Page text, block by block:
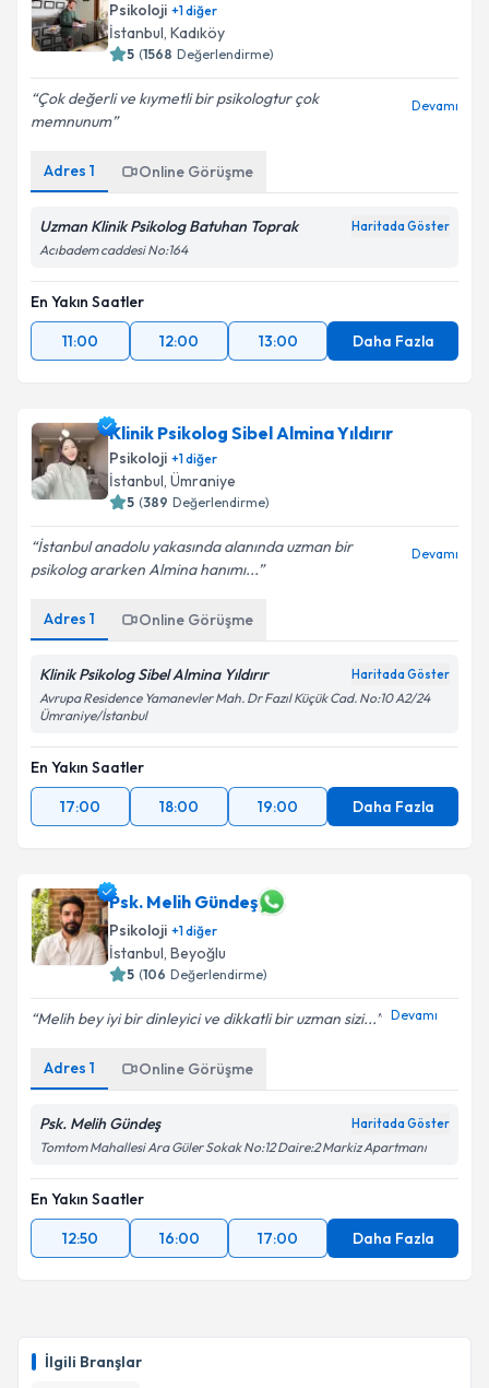
İlgili Branşlar
Psikoloji +1diğer
İstanbul, Kadıköy
5 (1568 Değerlendirme)
Çok değerli ve kıymetli bir psikologtur çok
memnunum
Devamı
Adres 1 Online Görüşme
Uzman Klinik Psikolog Batuhan Toprak Haritada Göster
Acıbadem caddesi No:164
En Yakın Saatler
11:00
12:00 13:00 Daha Fazla
Klinik Psikolog Sibel Almina Yıldırır
Psikoloji +1diğer
İstanbul, Ümraniye
5 (389 Değerlendirme)
İstanbul anadolu yakasında alanında uzman bir
psikolog ararken Almina hanımı...
Devamı
Adres 1 Online Görüşme
Klinik Psikolog Sibel Almina Yıldırır Haritada Göster
Avrupa Residence Yamanevler Mah. Dr Fazıl Küçük Cad. No:10 A2/24
Ümraniye/İstanbul
En Yakın Saatler
17:00
18:00 19:00 Daha Fazla
Psk. Melih Gündeş
Psikoloji +1diğer
İstanbul, Beyoğlu
5 (106 Değerlendirme)
Melih bey iyi bir dinleyici ve dikkatli bir uzman sizi... Devamı
Adres 1 Online Görüşme
Psk. Melih Gündeş Haritada Göster
Tomtom Mahallesi Ara Güler Sokak No:12 Daire:2 Markiz Apartmanı
En Yakın Saatler
12:50
16:00 17:00 Daha Fazla